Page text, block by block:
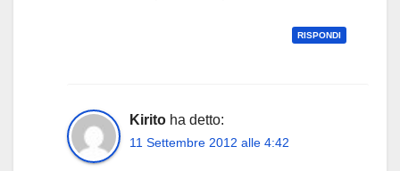
RISPONDI
Kirito ha detto:
11 Settembre 2012 alle 4:42